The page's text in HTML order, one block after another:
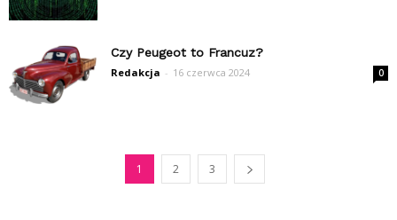
Czy Peugeot to Francuz?
Redakcja - 16 czerwca 2024 0
1 2 3